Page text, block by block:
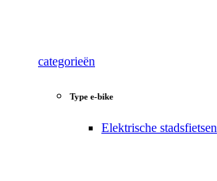
categorieën
Type e-bike
Elektrische stadsfietsen